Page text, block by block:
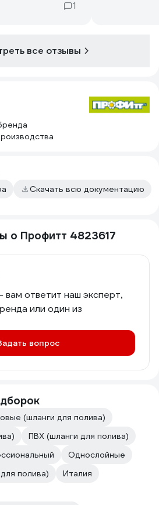
1
все отзывы
Скачать всю документацию
о Профитт 4823617
вам ответит наш эксперт,
или один из
вопрос
(шланги для полива)
ПВХ (шланги для полива)
Однослойные
полива)
Италия